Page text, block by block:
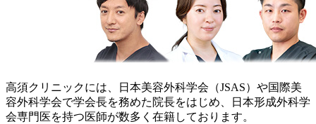
高須クリニックには、日本美容外科学会（JSAS）や国際美
容外科学会で学会長を務めた院長をはじめ、日本形成外科学
会専門医を持つ医師が数多く在籍しております。